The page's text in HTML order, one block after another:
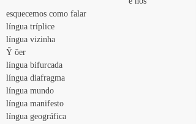
esquecemos como falar
língua tríplice
língua vizinha
Ỹ õer
língua bifurcada
língua diafragma
língua mundo
língua manifesto
língua geográfica